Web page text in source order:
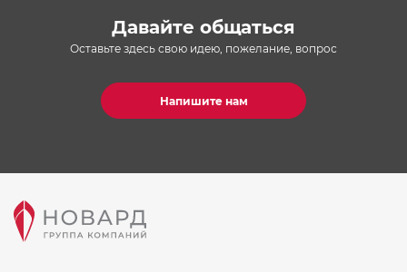
Давайте общаться
Оставьте здесь свою идею, пожелание, вопрос
Напишите нам